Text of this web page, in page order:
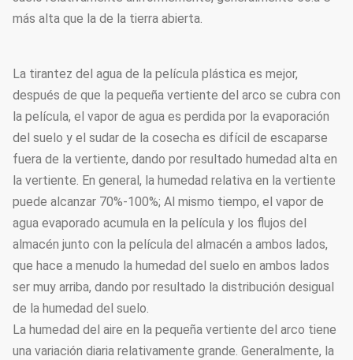
más alta que la de la tierra abierta.
La tirantez del agua de la película plástica es mejor,
después de que la pequeña vertiente del arco se cubra con
la película, el vapor de agua es perdida por la evaporación
del suelo y el sudar de la cosecha es difícil de escaparse
fuera de la vertiente, dando por resultado humedad alta en
la vertiente. En general, la humedad relativa en la vertiente
puede alcanzar 70%-100%; Al mismo tiempo, el vapor de
agua evaporado acumula en la película y los flujos del
almacén junto con la película del almacén a ambos lados,
que hace a menudo la humedad del suelo en ambos lados
ser muy arriba, dando por resultado la distribución desigual
de la humedad del suelo.
La humedad del aire en la pequeña vertiente del arco tiene
una variación diaria relativamente grande. Generalmente, la